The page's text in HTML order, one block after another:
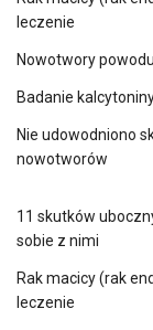
leczenie
Nowotwory
Badanie
Nie udowodniono
nowotworów
11 skutków
sobie z nimi
Rak macicy (rak
leczenie